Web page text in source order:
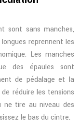
sont sans manches,
reprennent les
Les manches
des épaules sont
de pédalage et la
réduire les tensions
ne tire au niveau des
le bas du cintre.